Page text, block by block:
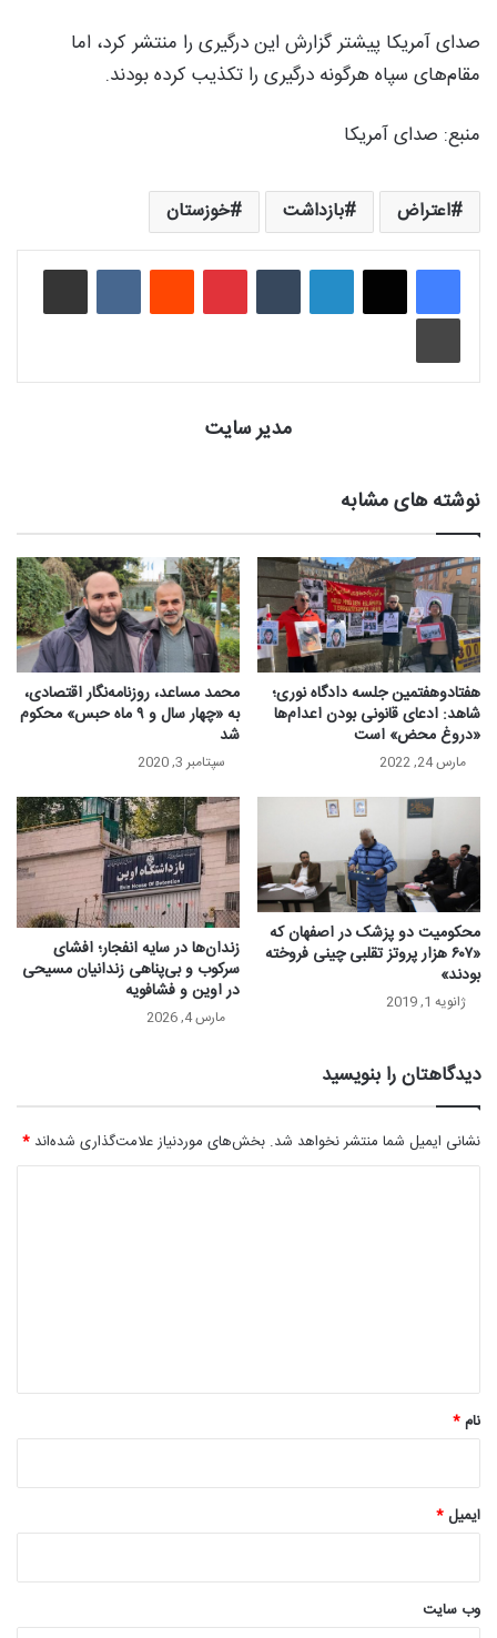
صدای آمریکا پیشتر گزارش این درگیری را منتشر کرد، اما
مقام‌های سپاه هرگونه درگیری را تکذیب کرده بودند.
منبع: صدای آمریکا
اعتراض بازداشت خوزستان
لینکدین ‫پین‌ترست ‫رددیت
چاپ
مدیر سایت
نوشته های مشابه
هفتادوهفتمین جلسه دادگاه نوری؛
شاهد: ادعای قانونی بودن اعدام‌ها
«دروغ محض» است
مارس 24, 2022
محمد مساعد، روزنامه‌نگار اقتصادی،
به «چهار سال و ۹ ماه حبس» محکوم
شد
سپتامبر 3, 2020
محکومیت دو پزشک در اصفهان که
«۶۰۷ هزار پروتز تقلبی چینی فروخته
بودند»
ژانویه 1, 2019
زندان‌ها در سایه انفجار؛ افشای
سرکوب و بی‌پناهی زندانیان مسیحی
در اوین و فشافویه
مارس 4, 2026
دیدگاهتان را بنویسید
نشانی ایمیل شما منتشر نخواهد شد. بخش‌های موردنیاز علامت‌گذاری شده‌اند *
نام*
ایمیل *
وب‌ سایت